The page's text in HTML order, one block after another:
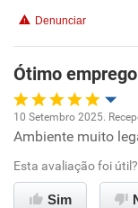
Denunciar
Ótimo emprego
Oportunidade de
Ambiente de
10 Setembro 2025.
Ambiente muito
Esta avaliação foi útil?
Sim